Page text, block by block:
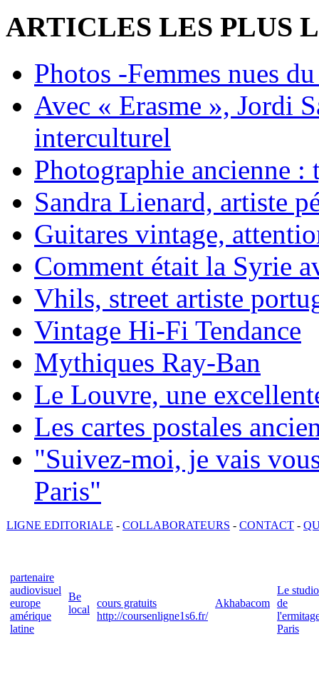
ARTICLES LES PLUS
Photos -Femmes nues
Avec « Erasme », Jordi
interculturel
Photographie ancienne :
Sandra Lienard, artiste
Guitares vintage,
Comment était la Syrie
Vhils, street artiste
Vintage Hi-Fi Tendance
Mythiques Ray-Ban
Le Louvre, une
Les cartes postales
"Suivez-moi, je vais
Paris"
LIGNE EDITORIALE - COLLABORATEURS - CONTACT -
partenaire
audiovisuel
europe
amérique
latine
Be
local
cours gratuits
http://coursenligne1s6.fr/
Akhabacom
Le studio
de
Paris